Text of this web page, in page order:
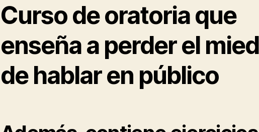
Curso de oratoria que
enseña a perder el
de hablar en público